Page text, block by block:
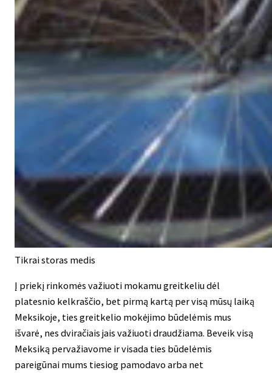
Tikrai storas medis
Į priekį rinkomės važiuoti mokamu greitkeliu dėl
platesnio kelkraščio, bet pirmą kartą per visą mūsų laiką
Meksikoje, ties greitkelio mokėjimo būdelėmis mus
išvarė, nes dviračiais jais važiuoti draudžiama. Beveik visą
Meksiką pervažiavome ir visada ties būdelėmis
pareigūnai mums tiesiog pamodavo arba net